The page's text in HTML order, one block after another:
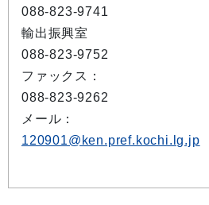
088-823-9741
輸出振興室
088-823-9752
ファックス：
088-823-9262
メール：
120901@ken.pref.kochi.lg.jp